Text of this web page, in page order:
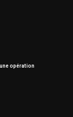
opération